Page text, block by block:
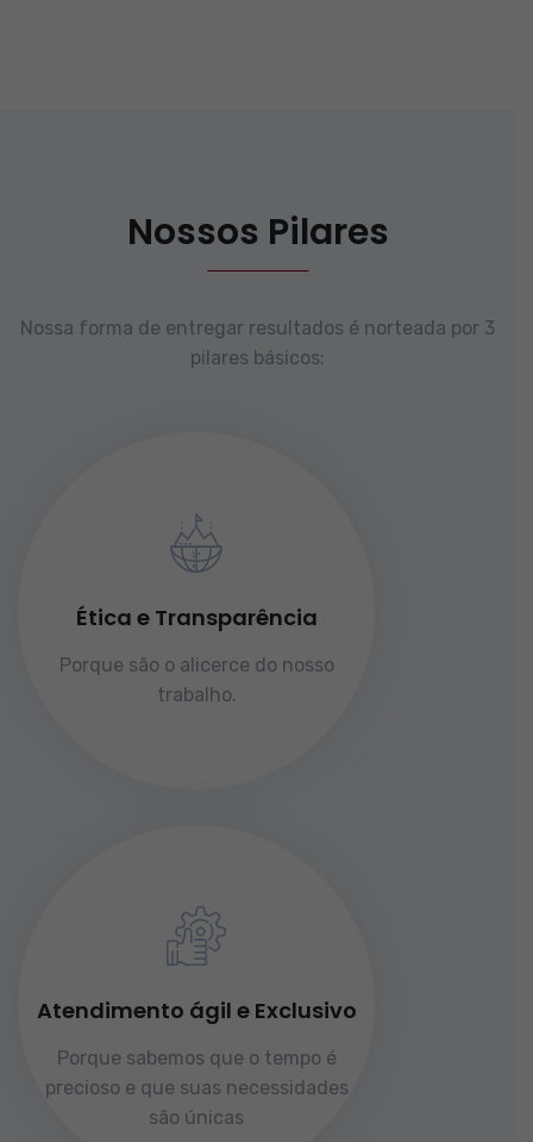
Nossos Pilares
Nossa forma de entregar resultados é norteada por 3
pilares básicos:
Ética e Transparência
Porque são o alicerce do nosso
trabalho.
Atendimento ágil e Exclusivo
Porque sabemos que o tempo é
precioso e que suas necessidades
são únicas